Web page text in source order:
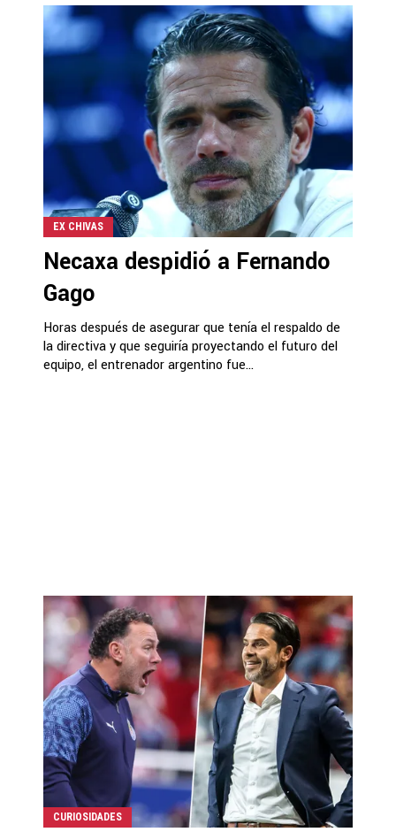
EX CHIVAS
Necaxa despidió a Fernando
Gago
Horas después de asegurar que tenía el respaldo de
la directiva y que seguiría proyectando el futuro del
equipo, el entrenador argentino fue...
CURIOSIDADES